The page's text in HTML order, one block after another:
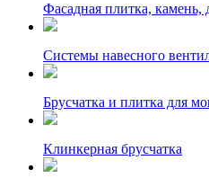
Фасадная плитка, камень,
Системы навесного
Брусчатка и плитка для
Клинкерная брусчатка